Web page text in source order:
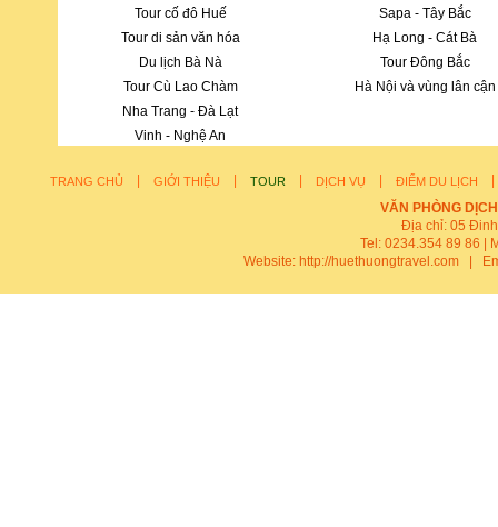
Tour cố đô Huế
Tour di sản văn hóa
Du lịch Bà Nà
Tour Cù Lao Chàm
Nha Trang - Đà Lạt
Vinh - Nghệ An
Sapa - Tây Bắc
Hạ Long - Cát Bà
Tour Đông Bắc
Hà Nội và vùng lân cận
TRANG CHỦ GIỚI THIỆU TOUR DỊCH VỤ ĐIỂM DU LỊCH
VĂN PHÒNG
Địa chỉ: 05
Tel: 0234.354 89 86 |
Website: http://huethuongtravel.com |